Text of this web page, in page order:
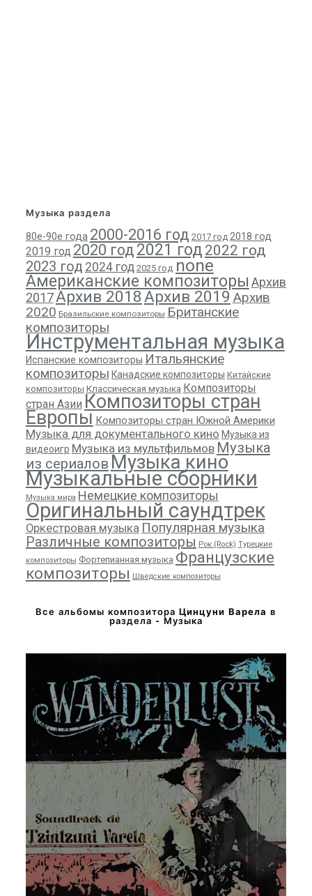
Музыка раздела
80е-90е года 2000-2016 год 2017 год 2018 год
2019 год 2020 год 2021 год 2022 год
2023 год 2024 год 2025 год none
Американские композиторы Архив
2017Архив 2018Архив 2019 Архив
2020 Бразильские композиторы Британские
композиторы
Инструментальная музыка
Испанские композиторы Итальянские
композиторы Канадские композиторы Китайские
композиторы Классическая музыка Композиторы
стран Азии Композиторы стран
Европы Композиторы стран Южной Америки
Музыка для документального кино Музыка из
видеоигр Музыка из мультфильмов Музыка
из сериалов Музыка кино
Музыкальные сборники
Музыка мира Немецкие композиторы
Оригинальный саундтрек
Оркестровая музыка Популярная музыка
Различные композиторы Рок (Rock) Турецкие
композиторы Фортепианная музыка Французские
композиторы Шведские композиторы
Все альбомы композитораЦинцуни Варела в
раздела - Музыка